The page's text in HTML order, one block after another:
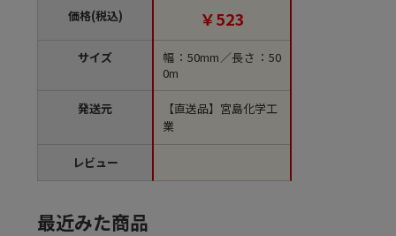
価格(税込)
サイズ
発送元
レビュー
【直送品】￥523
幅：50mm／長さ：50
0m
【直送品】宮島化学工
業
最近みた商品